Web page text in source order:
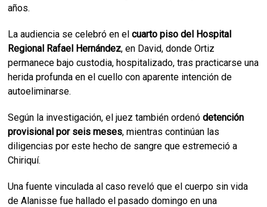
años.
La audiencia se celebró en elcuarto piso del Hospital
Regional Rafael Hernández, en David, donde Ortiz
permanece bajo custodia, hospitalizado, tras practicarse una
herida profunda en el cuello con aparente intención de
autoeliminarse.
Según la investigación, el juez también ordenódetención
provisional por seis meses, mientras continúan las
diligencias por este hecho de sangre que estremeció a
Chiriquí.
Una fuente vinculada al caso reveló que el cuerpo sin vida
de Alanisse fue hallado el pasado domingo en una